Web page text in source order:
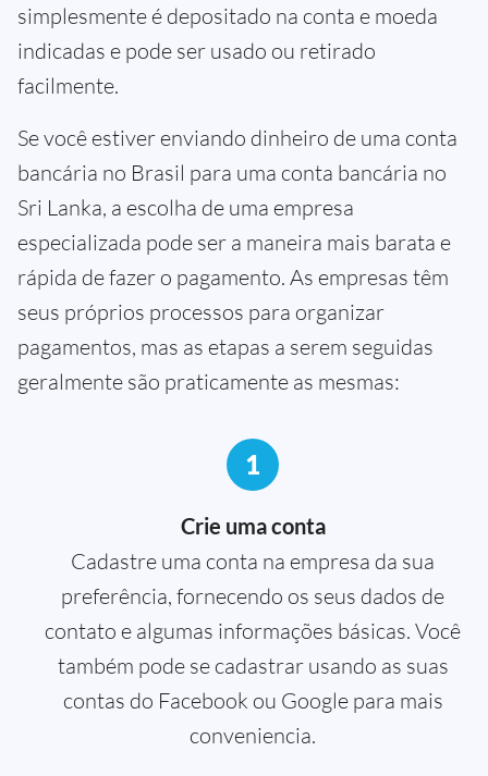
simplesmente é depositado na conta e moeda
indicadas e pode ser usado ou retirado
facilmente.
Se você estiver enviando dinheiro de uma conta
bancária no Brasil para uma conta bancária no
Sri Lanka, a escolha de uma empresa
especializada pode ser a maneira mais barata e
rápida de fazer o pagamento. As empresas têm
seus próprios processos para organizar
pagamentos, mas as etapas a serem seguidas
geralmente são praticamente as mesmas:
1
Crie uma conta
Cadastre uma conta na empresa da sua
preferência, fornecendo os seus dados de
contato e algumas informações básicas. Você
também pode se cadastrar usando as suas
contas do Facebook ou Google para mais
conveniencia.